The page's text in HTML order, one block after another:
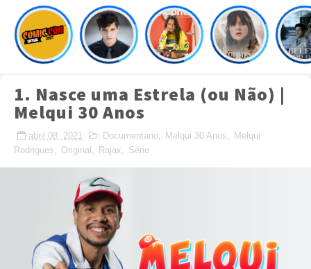
1. Nasce uma Estrela (ou Não) |
Melqui 30 Anos
abril 08, 2021 Documentário Melqui 30 Anos
Melqui
Rodrigues
Original Rajax Série
Crafted with byTemplatesYard
MyBloggerThemes